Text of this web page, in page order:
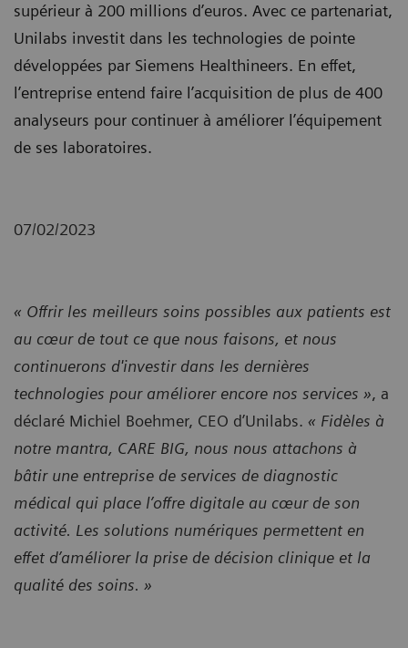
supérieur à 200 millions d’euros. Avec ce partenariat,
Unilabs investit dans les technologies de pointe
développées par Siemens Healthineers. En effet,
l’entreprise entend faire l’acquisition de plus de 400
analyseurs pour continuer à améliorer l’équipement
de ses laboratoires.
07/02/2023
« Offrir les meilleurs soins possibles aux patients est
au cœur de tout ce que nous faisons, et nous
continuerons d'investir dans les dernières
technologies pour améliorer encore nos services », a
déclaré Michiel Boehmer, CEO d’Unilabs. « Fidèles à
notre mantra, CARE BIG, nous nous attachons à
bâtir une entreprise de services de diagnostic
médical qui place l’offre digitale au cœur de son
activité. Les solutions numériques permettent en
effet d’améliorer la prise de décision clinique et la
qualité des soins. »